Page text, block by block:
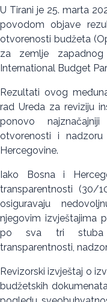
U Tirani je 25. marta
povodom objave
otvorenosti budžeta
za zemlje
International Budget
Rezultati ovog
rad Ureda za reviziju
ponovo
otvorenosti i
Hercegovine.
Iako Bosna i
transparentnosti (30/
osiguravaju
njegovim izvještajima
po sva tri stuba
transparentnosti,
Revizorski izvještaj o
budžetskih